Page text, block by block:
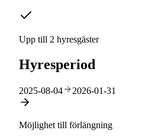
Upp till 2 hyresgäster
Hyresperiod
2025-08-04 2026-01-31
Möjlighet till förlängning